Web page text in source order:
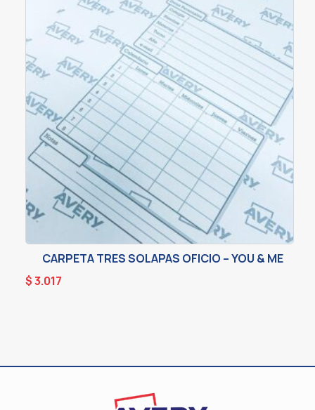
CARPETA TRES SOLAPAS OFICIO – YOU & ME
$3.017